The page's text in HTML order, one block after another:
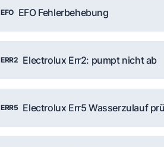
EFO EFO Fehlerbehebung
ERR2 Electrolux Err2: pumpt nicht ab
ERR5 Electrolux Err5 Wasserzulauf